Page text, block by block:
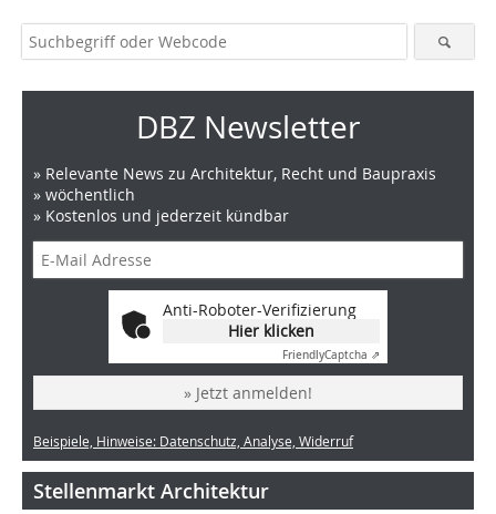
DBZ Newsletter
» Relevante News zu Architektur, Recht und Baupraxis
» wöchentlich
» Kostenlos und jederzeit kündbar
Anti-Roboter-Verifizierung
Hier klicken
FriendlyCaptcha ⇗
» Jetzt anmelden!
Beispiele, Hinweise: Datenschutz, Analyse, Widerruf
Stellenmarkt Architektur